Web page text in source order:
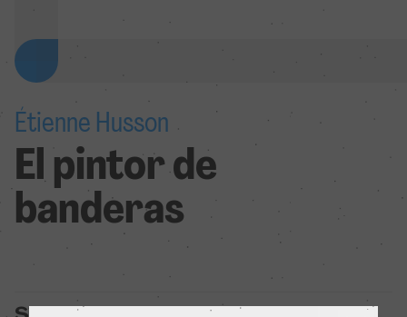
Étienne Husson
El pintor de
banderas